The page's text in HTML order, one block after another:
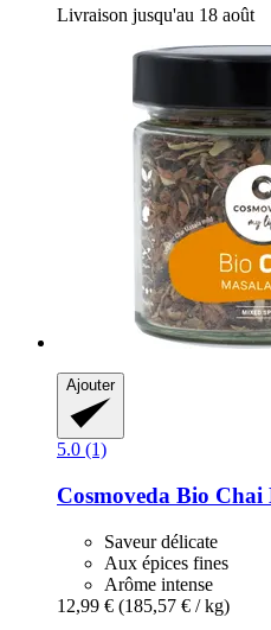
Livraison jusqu'au 18 août
Ajouter
5.0 (1)
Cosmoveda Bio Chai
Saveur délicate
Aux épices fines
Arôme intense
12,99 € (185,57 € / kg)